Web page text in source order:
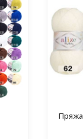
Пряжа